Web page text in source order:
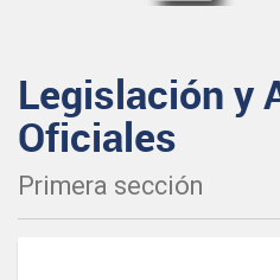
Legislación y
Oficiales
Primera sección